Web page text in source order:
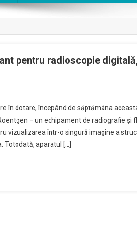
pentru radioscopie
în dotare, începând de săptămâna
– un echipament de radiografie şi
vizualizarea într-o singură imagine a
Totodată, aparatul […]